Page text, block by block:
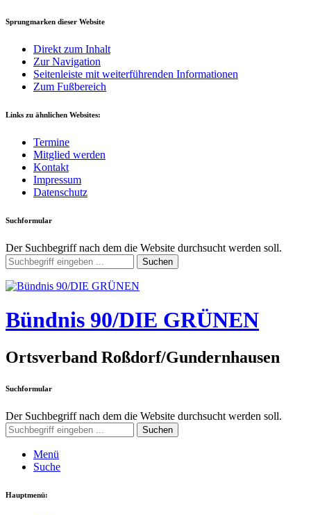
Sprungmarken dieser Website
Direkt zum Inhalt
Zur Navigation
Seitenleiste mit weiterführenden Informationen
Zum Fußbereich
Links zu ähnlichen Websites:
Termine
Mitglied werden
Kontakt
Impressum
Datenschutz
Suchformular
Der Suchbegriff nach dem die Website durchsucht werden soll.
Suchen
Bündnis 90/DIE GRÜNEN
Ortsverband Roßdorf/Gundernhausen
Suchformular
Der Suchbegriff nach dem die Website durchsucht werden soll.
Suchen
Menü
Suche
Hauptmenü: